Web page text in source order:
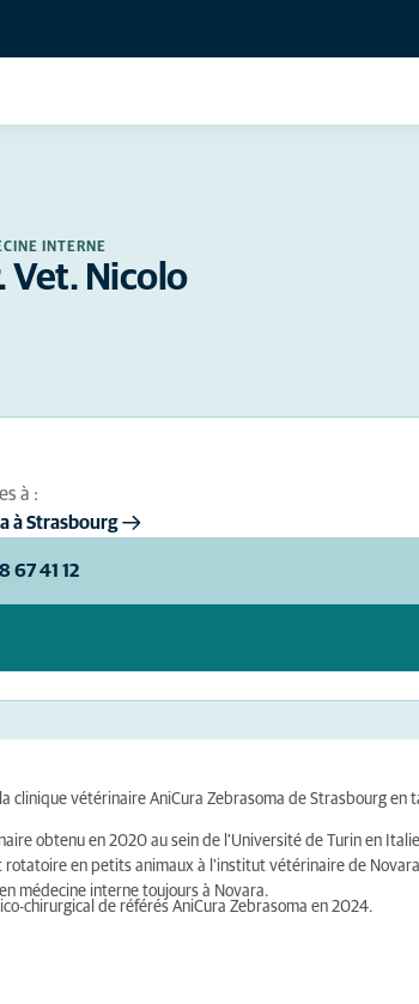
INTERNE
Vet. Nicolo
à :
à Strasbourg
67 41 12
clinique vétérinaire AniCura Zebrasoma de Strasbourg en
obtenu en 2020 au sein de l'Université de Turin en
rotatoire en petits animaux à l'institut vétérinaire de
médecine interne toujours à Novara.
chirurgical de référés AniCura Zebrasoma en 2024.